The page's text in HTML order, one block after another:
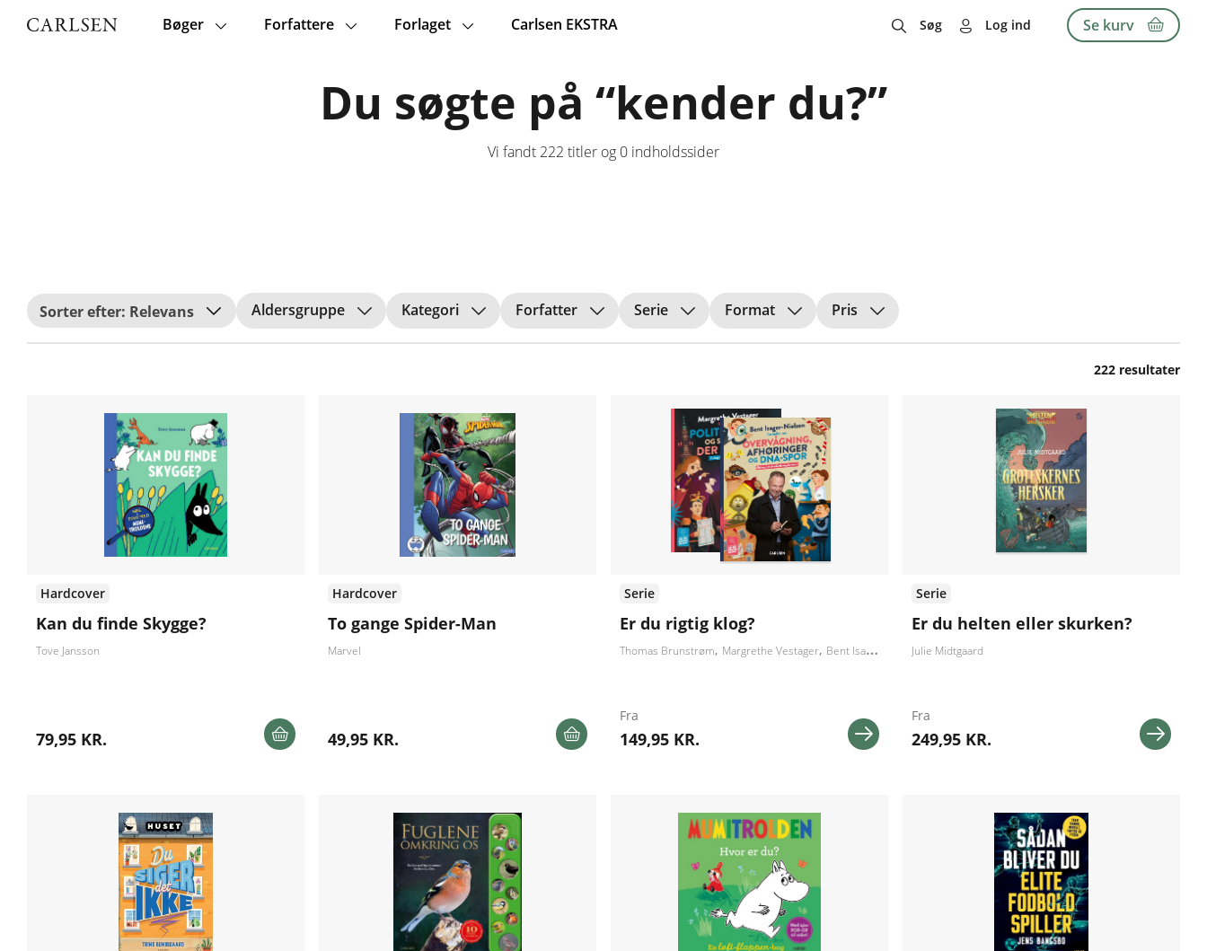
Main
Bøger Forfattere Forlaget Carlsen EKSTRA Søg Log ind Se kurv
Du søgte på “kender du?”
Vi fandt 222 titler og 0 indholdssider
Relevans Aldersgruppe Kategori Forfatter Serie Format Pris
222 resultater
Hardcover
Kan du finde Skygge?
Tove Jansson
79,95 KR.
Hardcover
To gange Spider-Man
Marvel
49,95 KR.
Serie
Er du rigtig klog?
Thomas Brunstrøm Margrethe Vestager Bent Isager-Nielsen Eske Willerslev
Fra
149,95 KR.
Serie
Er du helten eller skurken?
Julie Midtgaard
Fra
249,95 KR.